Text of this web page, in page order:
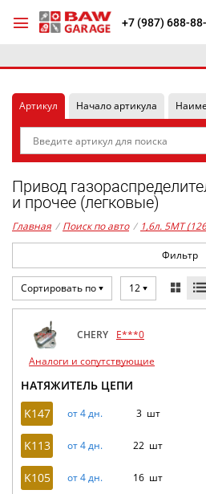
+7 (987) 688-
Артикул Начало артикула
Привод
и прочее (легковые)
Главная / Поиск по авто / 1,6л. 5MT
Фильтр
Сортировать по 12
CHERY
E***0
Аналоги и сопутствующие
НАТЯЖИТЕЛЬ ЦЕПИ
K147
от 4 дн. 3 шт
K113 от 4 дн. 22 шт
K105 от 4 дн. 16 шт